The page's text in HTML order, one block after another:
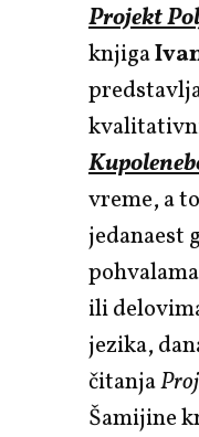
Projekt
knjiga
vreme, a
jedanaest
ili
jezika,
čitanja
Šamijine